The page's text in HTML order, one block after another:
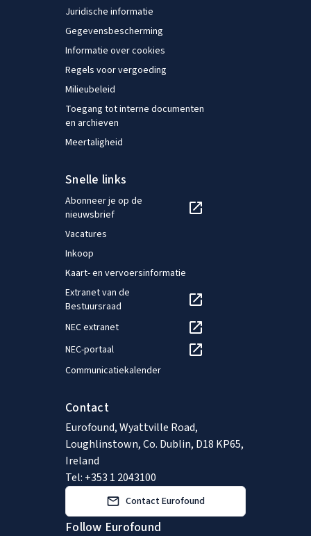
Juridische informatie
Gegevensbescherming
Informatie over cookies
Regels voor vergoeding
Milieubeleid
Toegang tot interne documenten
en archieven
Meertaligheid
Snelle links
Abonneer je op de
nieuwsbrief
Vacatures
Inkoop
Kaart- en vervoersinformatie
Extranet van de
Bestuursraad
NEC extranet
NEC-portaal
Communicatiekalender
Contact
Eurofound, Wyattville Road,
Loughlinstown, Co. Dublin, D18 KP65,
Ireland
Tel: +353 1 2043100
Contact Eurofound
Follow Eurofound